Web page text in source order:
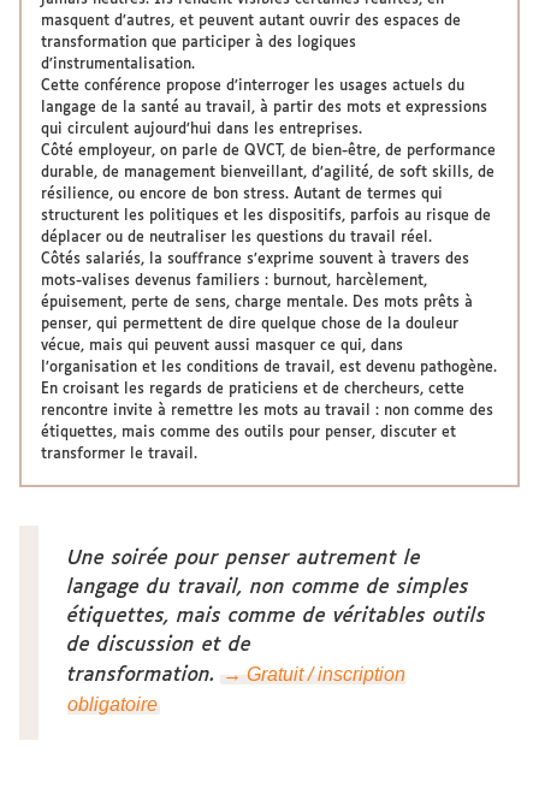
masquent d’autres, et peuvent autant ouvrir des espaces de
transformation que participer à des logiques
d’instrumentalisation.
Cette conférence propose d’interroger les usages actuels du
langage de la santé au travail, à partir des mots et expressions
qui circulent aujourd’hui dans les entreprises.
Côté employeur, on parle de QVCT, de bien-être, de performance
durable, de management bienveillant, d’agilité, de soft skills, de
résilience, ou encore de bon stress. Autant de termes qui
structurent les politiques et les dispositifs, parfois au risque de
déplacer ou de neutraliser les questions du travail réel.
Côtés salariés, la souffrance s’exprime souvent à travers des
mots-valises devenus familiers : burnout, harcèlement,
épuisement, perte de sens, charge mentale. Des mots prêts à
penser, qui permettent de dire quelque chose de la douleur
vécue, mais qui peuvent aussi masquer ce qui, dans
l’organisation et les conditions de travail, est devenu pathogène.
En croisant les regards de praticiens et de chercheurs, cette
rencontre invite à remettre les mots au travail : non comme des
étiquettes, mais comme des outils pour penser, discuter et
transformer le travail.
Une soirée pour penser autrement le
langage du travail, non comme de simples
étiquettes, mais comme de véritables outils
de discussion et de
transformation.
→ Gratuit / inscription
obligatoire